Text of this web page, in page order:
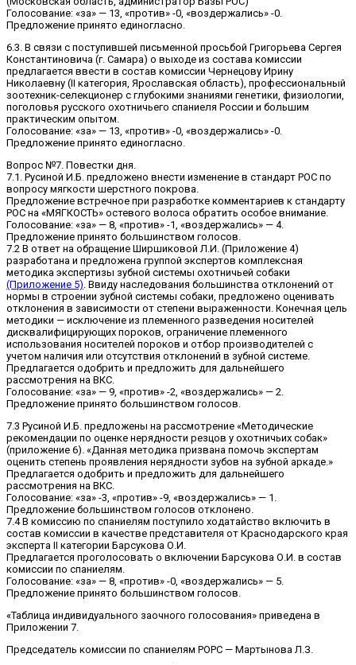
Голосование: «за» — 13, «против» -0, «воздержались» -0.
Предложение принято единогласно.
6.3. В связи с поступившей письменной просьбой Григорьева Сергея
Константиновича (г. Самара) о выходе из состава комиссии
предлагается ввести в состав комиссии Чернецову Ирину
Николаевну (II категория, Ярославская область), профессиональный
зоотехник-селекционер с глубокими знаниями генетики, физиологии,
поголовья русского охотничьего спаниеля России и большим
практическим опытом.
Голосование: «за» — 13, «против» -0, «воздержались» -0.
Предложение принято единогласно.
Вопрос №7. Повестки дня.
7.1. Русиной И.Б. предложено внести изменение в стандарт РОС по
вопросу мягкости шерстного покрова.
Предложение встречное при разработке комментариев к стандарту
РОС на «МЯГКОСТЬ» остевого волоса обратить особое внимание.
Голосование: «за» — 8, «против» -1, «воздержались» — 4.
Предложение принято большинством голосов.
7.2 В ответ на обращение Ширшиковой Л.И. (Приложение 4)
разработана и предложена группой экспертов комплексная
методика экспертизы зубной системы охотничьей собаки
(Приложение 5). Ввиду наследования большинства отклонений от
нормы в строении зубной системы собаки, предложено оценивать
отклонения в зависимости от степени выраженности. Конечная цель
методики — исключение из племенного разведения носителей
дисквалифицирующих пороков, ограничение племенного
использования носителей пороков и отбор производителей с
учетом наличия или отсутствия отклонений в зубной системе.
Предлагается одобрить и предложить для дальнейшего
рассмотрения на ВКС.
Голосование: «за» — 9, «против» -2, «воздержались» — 2.
Предложение принято большинством голосов.
7.3 Русиной И.Б. предложены на рассмотрение «Методические
рекомендации по оценке нерядности резцов у охотничьих собак»
(приложение 6). «Данная методика призвана помочь экспертам
оценить степень проявления нерядности зубов на зубной аркаде.»
Предлагается одобрить и предложить для дальнейшего
рассмотрения на ВКС.
Голосование: «за» -3, «против» -9, «воздержались» — 1.
Предложение большинством голосов отклонено.
7.4 В комиссию по спаниелям поступило ходатайство включить в
состав комиссии в качестве представителя от Краснодарского края
эксперта II категории Барсукова О.И.
Предлагается проголосовать о включении Барсукова О.И. в состав
комиссии по спаниелям.
Голосование: «за» — 8, «против» -0, «воздержались» — 5.
Предложение принято большинством голосов.
«Таблица индивидуального заочного голосования» приведена в
Приложении 7.
Председатель комиссии по спаниелям РОРС — Мартынова Л.З.